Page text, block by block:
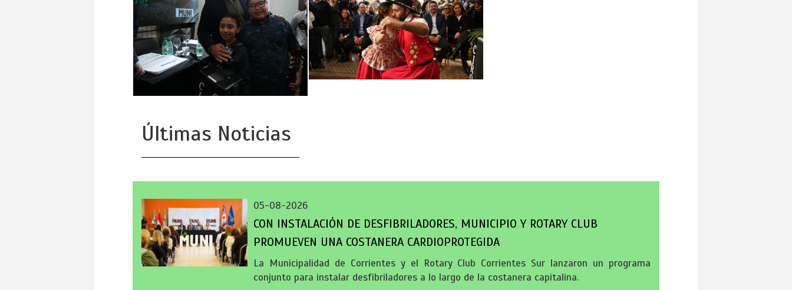
Últimas Noticias
05-08-2026
CON INSTALACIÓN DE DESFIBRILADORES, MUNICIPIO Y ROTARY CLUB
PROMUEVEN UNA COSTANERA CARDIOPROTEGIDA
La Municipalidad de Corrientes y el Rotary Club Corrientes Sur lanzaron un programa
conjunto para instalar desfibriladores a lo largo de la costanera capitalina.